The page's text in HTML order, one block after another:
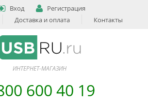
Вход
Регистрация
Доставка и оплата Контакты
ИНТЕРНЕТ-МАГАЗИН
600 40 19